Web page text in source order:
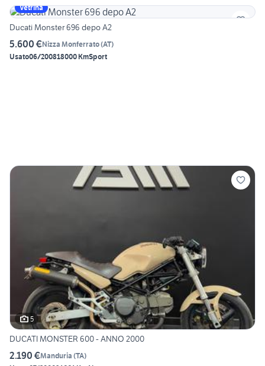
Vetrina
Ducati Monster 696 depo A2
5.600 €Nizza Monferrato(AT)
Usato06/200818000 KmSport
5
DUCATI MONSTER 600 - ANNO 2000
2.190 €Manduria (TA)